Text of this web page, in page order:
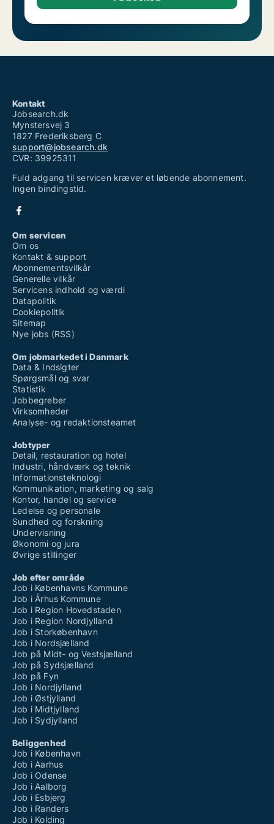
Ledige jobs: Praktik
Ledige jobs: Studiejob
Ledige jobs: Vikar
Kontakt
Jobsearch.dk
Mynstersvej 3
1827 Frederiksberg C
support@jobsearch.dk
CVR: 39925311
Fuld adgang til servicen kræver et løbende abonnement.
Ingen bindingstid.
Om servicen
Om os
Kontakt & support
Abonnementsvilkår
Generelle vilkår
Servicens indhold og værdi
Datapolitik
Cookiepolitik
Sitemap
Nye jobs (RSS)
Om jobmarkedet i Danmark
Data & Indsigter
Spørgsmål og svar
Statistik
Jobbegreber
Virksomheder
Analyse- og redaktionsteamet
Jobtyper
Detail, restauration og hotel
Industri, håndværk og teknik
Informationsteknologi
Kommunikation, marketing og salg
Kontor, handel og service
Ledelse og personale
Sundhed og forskning
Undervisning
Økonomi og jura
Øvrige stillinger
Job efter område
Job i Københavns Kommune
Job i Århus Kommune
Job i Region Hovedstaden
Job i Region Nordjylland
Job i Storkøbenhavn
Job i Nordsjælland
Job på Midt- og Vestsjælland
Job på Sydsjælland
Job på Fyn
Job i Nordjylland
Job i Østjylland
Job i Midtjylland
Job i Sydjylland
Beliggenhed
Job i København
Job i Aarhus
Job i Odense
Job i Aalborg
Job i Esbjerg
Job i Randers
Job i Kolding